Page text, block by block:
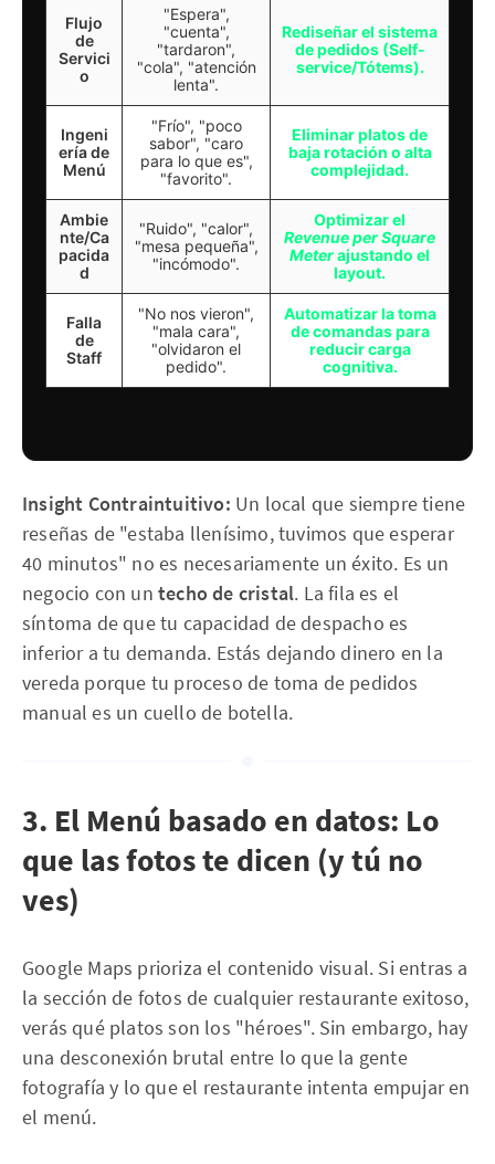
Flujo
de
Servici
o
"Espera",
"cuenta",
"tardaron",
"cola", "atención
lenta".
Rediseñar el sistema
de pedidos (Self-
service/Tótems).
Ingeni
ería de
Menú
"Frío", "poco
sabor", "caro
para lo que es",
"favorito".
Eliminar platos de
baja rotación o alta
complejidad.
Ambie
nte/Ca
pacida
d
"Ruido", "calor",
"mesa pequeña",
"incómodo".
Optimizar el
Revenue per Square
Meterajustando el
layout.
Falla
de
Staff
"No nos vieron",
"mala cara",
"olvidaron el
pedido".
Automatizar la toma
de comandas para
reducir carga
cognitiva.
Insight Contraintuitivo: Un local que siempre tiene
reseñas de "estaba llenísimo, tuvimos que esperar
40 minutos" no es necesariamente un éxito. Es un
negocio con un techo de cristal. La fila es el
síntoma de que tu capacidad de despacho es
inferior a tu demanda. Estás dejando dinero en la
vereda porque tu proceso de toma de pedidos
manual es un cuello de botella.
3. El Menú basado en datos: Lo
que las fotos te dicen (y tú no
ves)
Google Maps prioriza el contenido visual. Si entras a
la sección de fotos de cualquier restaurante exitoso,
verás qué platos son los "héroes". Sin embargo, hay
una desconexión brutal entre lo que la gente
fotografía y lo que el restaurante intenta empujar en
el menú.